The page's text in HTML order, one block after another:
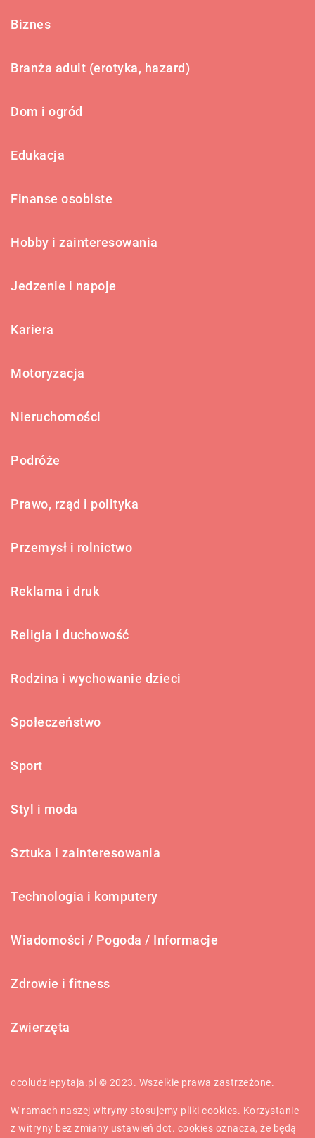
Biznes
Branża adult (erotyka, hazard)
Dom i ogród
Edukacja
Finanse osobiste
Hobby i zainteresowania
Jedzenie i napoje
Kariera
Motoryzacja
Nieruchomości
Podróże
Prawo, rząd i polityka
Przemysł i rolnictwo
Reklama i druk
Religia i duchowość
Rodzina i wychowanie dzieci
Społeczeństwo
Sport
Styl i moda
Sztuka i zainteresowania
Technologia i komputery
Wiadomości / Pogoda / Informacje
Zdrowie i fitness
Zwierzęta
ocoludziepytaja.pl © 2023. Wszelkie prawa zastrzeżone.
W ramach naszej witryny stosujemy pliki cookies. Korzystanie
z witryny bez zmiany ustawień dot. cookies oznacza, że będą